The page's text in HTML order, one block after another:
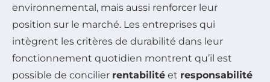
environnemental, mais aussi renforcer leur
position sur le marché. Les entreprises qui
intègrent les critères de durabilité dans leur
fonctionnement quotidien montrent qu’il est
possible de concilier rentabilité et responsabilité